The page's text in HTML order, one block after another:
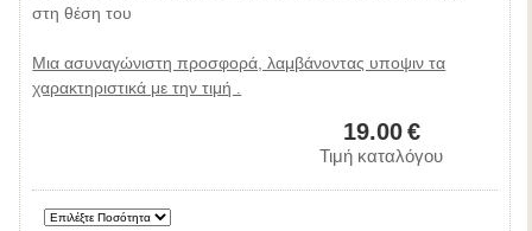
στη θέση του
Μια ασυναγώνιστη προσφορά, λαμβάνοντας υποψιν τα
χαρακτηριστικά με την τιμή .
19.00€
Τιμή καταλόγου